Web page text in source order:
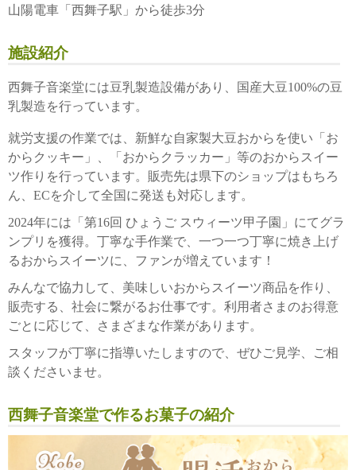
山陽電車「西舞子駅」から徒歩3分
施設紹介
西舞子音楽堂には豆乳製造設備があり、国産大豆100%の豆
乳製造を行っています。
就労支援の作業では、新鮮な自家製大豆おからを使い「お
からクッキー」、「おからクラッカー」等のおからスイー
ツ作りを行っています。販売先は県下のショップはもちろ
ん、ECを介して全国に発送も対応します。
2024年には「第16回 ひょうご スウィーツ甲子園」にてグラ
ンプリを獲得。丁寧な手作業で、一つ一つ丁寧に焼き上げ
るおからスイーツに、ファンが増えています！
みんなで協力して、美味しいおからスイーツ商品を作り、
販売する、社会に繋がるお仕事です。利用者さまのお得意
ごとに応じて、さまざまな作業があります。
スタッフが丁寧に指導いたしますので、ぜひご見学、ご相
談くださいませ。
西舞子音楽堂で作るお菓子の紹介